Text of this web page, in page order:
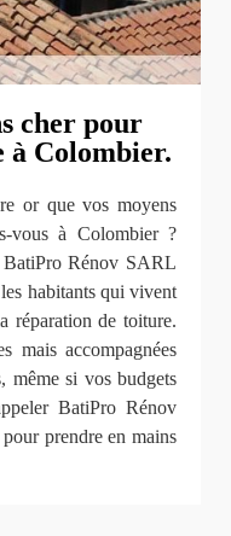
cher pour
Colombier.
or que vos moyens
vous à Colombier ?
Rénov SARL
habitants qui vivent
réparation de toiture.
mais accompagnées
même si vos budgets
BatiPro Rénov
prendre en mains